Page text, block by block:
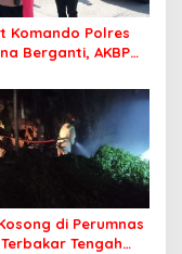
Komando Polres
Berganti, AKBP
Bombana
di Perumnas
Tengah